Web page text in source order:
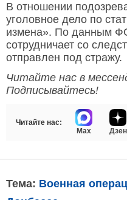
В отношении
уголовное дело по
измена». По данным
сотрудничает со
отправлен под стражу.
Читайте нас в
Подписывайтесь!
Читайте нас:
Max
Дзен
Тема: Военная